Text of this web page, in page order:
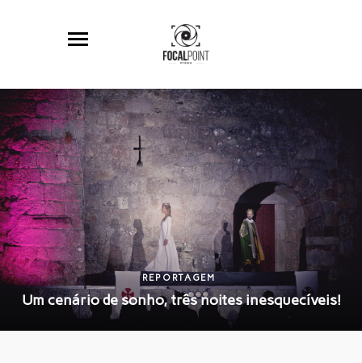
REPORTAGEM
Um cenário de sonho, três noites inesquecíveis!